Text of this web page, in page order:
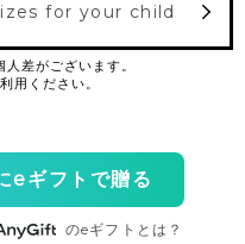
for your child
eギフトで贈る
のeギフトとは？